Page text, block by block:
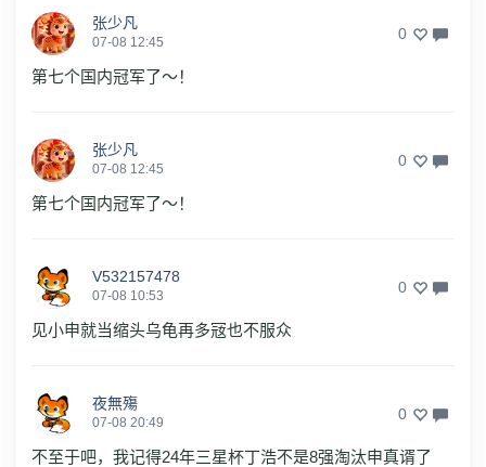
张少凡
07-08 12:45 0
第七个国内冠军了～！
张少凡
07-08 12:45 0
第七个国内冠军了～！
V532157478
07-08 10:53 0
见小申就当缩头乌龟再多㓂也不服众
夜無殤
07-08 20:49 0
不至于吧，我记得24年三星杯丁浩不是8强淘汰申真谞了